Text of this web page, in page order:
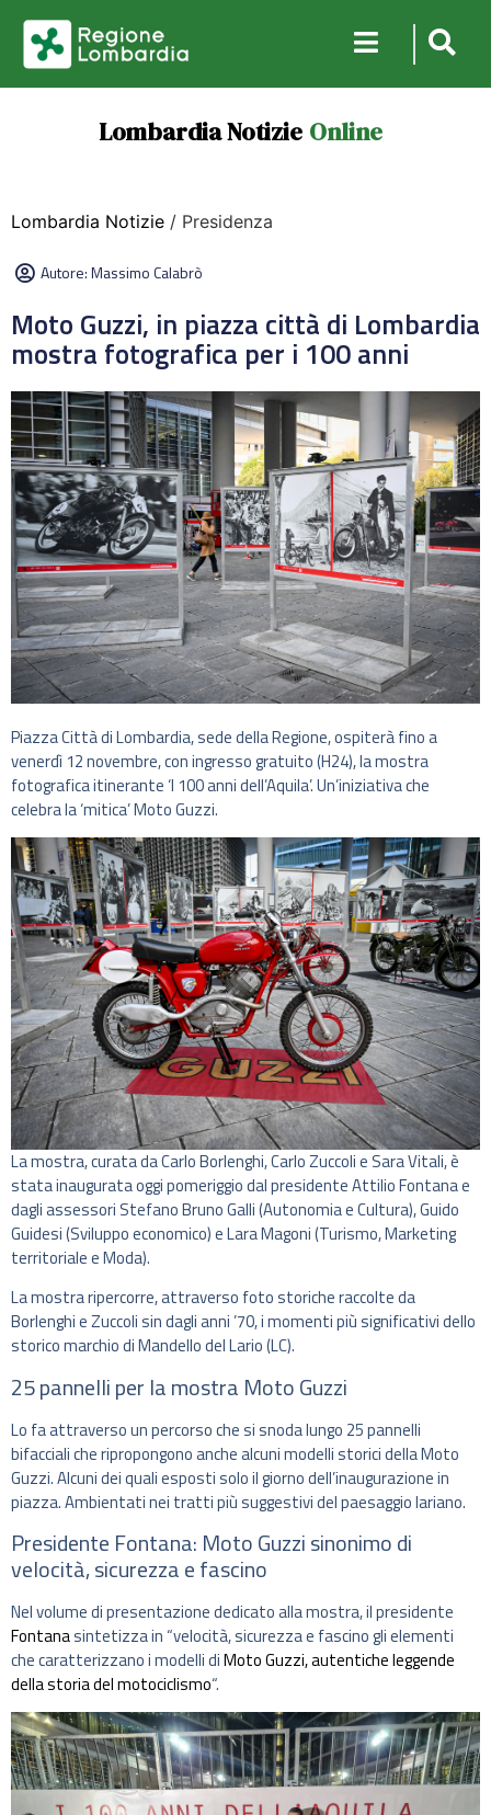
Lombardia Notizie Online
Lombardia Notizie / Presidenza
Autore:Massimo Calabrò
Moto Guzzi, in piazza città di Lombardia
mostra fotografica per i 100 anni
Piazza Città di Lombardia, sede della Regione, ospiterà fino a
venerdì 12 novembre, con ingresso gratuito (H24), la mostra
fotografica itinerante ‘I 100 anni dell’Aquila’. Un’iniziativa che
celebra la ‘mitica’ Moto Guzzi.
La mostra, curata da Carlo Borlenghi, Carlo Zuccoli e Sara Vitali, è
stata inaugurata oggi pomeriggio dal presidente Attilio Fontana e
dagli assessori Stefano Bruno Galli (Autonomia e Cultura), Guido
Guidesi (Sviluppo economico) e Lara Magoni (Turismo, Marketing
territoriale e Moda).
La mostra ripercorre, attraverso foto storiche raccolte da
Borlenghi e Zuccoli sin dagli anni ’70, i momenti più significativi dello
storico marchio di Mandello del Lario (LC).
25 pannelli per la mostra Moto Guzzi
Lo fa attraverso un percorso che si snoda lungo 25 pannelli
bifacciali che ripropongono anche alcuni modelli storici della Moto
Guzzi. Alcuni dei quali esposti solo il giorno dell’inaugurazione in
piazza. Ambientati nei tratti più suggestivi del paesaggio lariano.
Presidente Fontana: Moto Guzzi sinonimo di
velocità, sicurezza e fascino
Nel volume di presentazione dedicato alla mostra, il presidente
Fontanasintetizza in “velocità, sicurezza e fascino gli elementi
che caratterizzano i modelli diMoto Guzzi, autentiche leggende
della storia del motociclismo“.